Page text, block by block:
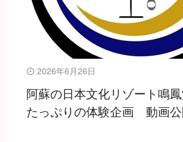
2026年6月26日
阿蘇の日本文化リゾート鳴
たっぷりの体験企画 動画公